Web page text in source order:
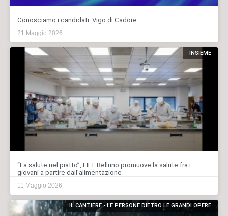
Conosciamo i candidati: Vigo di Cadore
21 Maggio 2026
INSIEME
“La salute nel piatto”, LILT Belluno promuove la salute fra i
giovani a partire dall’alimentazione
11 Maggio 2026
IL CANTIERE - LE PERSONE DIETRO LE GRANDI OPERE